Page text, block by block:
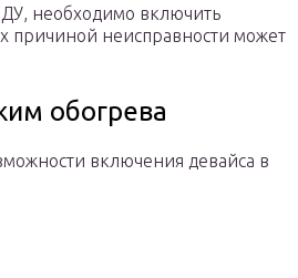
необходимо включить
причиной неисправности может
обогрева
включения девайса в